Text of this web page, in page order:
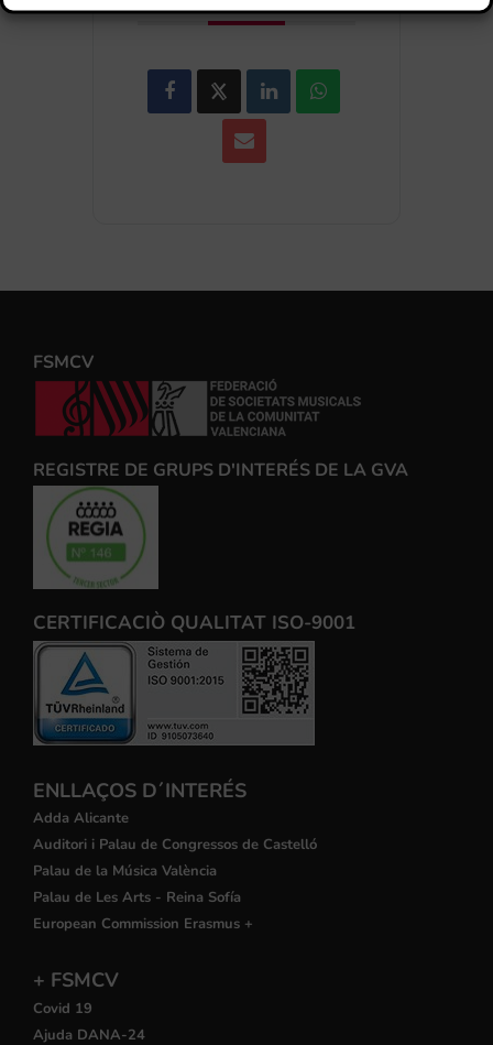
FSMCV
REGISTRE DE GRUPS D'INTERÉS DE LA GVA
CERTIFICACIÒ QUALITAT ISO-9001
ENLLAÇOS D´INTERÉS
Adda Alicante
Auditori i Palau de Congressos de Castelló
Palau de la Música València
Palau de Les Arts - Reina Sofía
European Commission Erasmus +
+ FSMCV
Covid 19
Ajuda DANA-24